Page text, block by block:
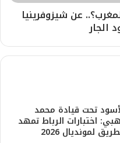
عن شيزوفرينيا
الجار
تحت قيادة محمد
اختبارات الرباط تمهد
لمونديال 2026